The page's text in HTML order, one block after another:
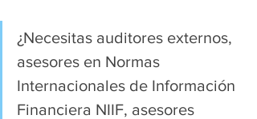
¿Necesitas auditores externos,
asesores en Normas
Internacionales de Información
Financiera NIIF, asesores